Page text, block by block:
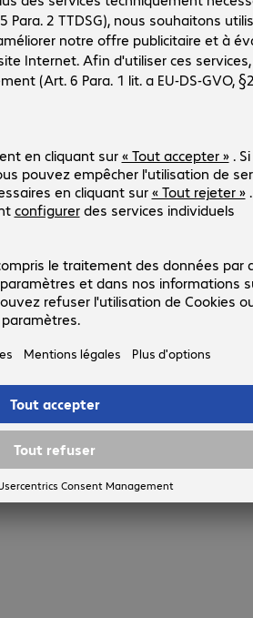
: Europe
:ST | ST
du câble:1 m
de la fibre:50/125 µm (multimode)
de fibre:OM4
2 sur 2 résultats
Afficher